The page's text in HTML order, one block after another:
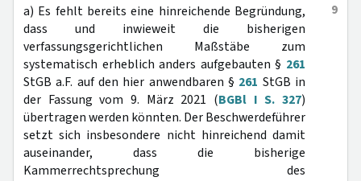
9
a) Es fehlt bereits eine hinreichende Begründung,
dass und inwieweit die bisherigen
verfassungsgerichtlichen Maßstäbe zum
systematisch erheblich anders aufgebauten § 261
StGB a.F. auf den hier anwendbaren § 261 StGB in
der Fassung vom 9. März 2021 (BGBl I S. 327)
übertragen werden könnten. Der Beschwerdeführer
setzt sich insbesondere nicht hinreichend damit
auseinander, dass die bisherige
Kammerrechtsprechung des